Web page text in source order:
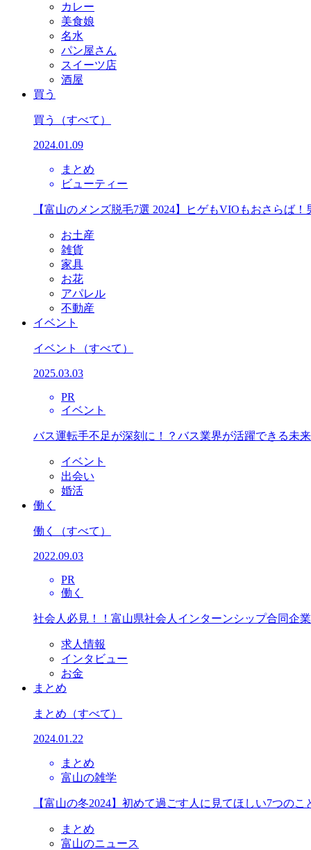
カレー
美食娘
名水
パン屋さん
スイーツ店
酒屋
買う
買う （すべて）
2024.01.09
まとめ
ビューティー
【富山のメンズ脱毛7選 2024】ヒゲもVIOもおさらば
お土産
雑貨
家具
お花
アパレル
不動産
イベント
イベント （すべて）
2025.03.03
PR
イベント
バス運転手不足が深刻に！？バス業界が活躍できる未
イベント
出会い
婚活
働く
働く （すべて）
2022.09.03
PR
働く
社会人必見！！富山県社会人インターンシップ合同企
求人情報
インタビュー
お金
まとめ
まとめ （すべて）
2024.01.22
まとめ
富山の雑学
【富山の冬2024】初めて過ごす人に見てほしい7つのこ
まとめ
富山のニュース